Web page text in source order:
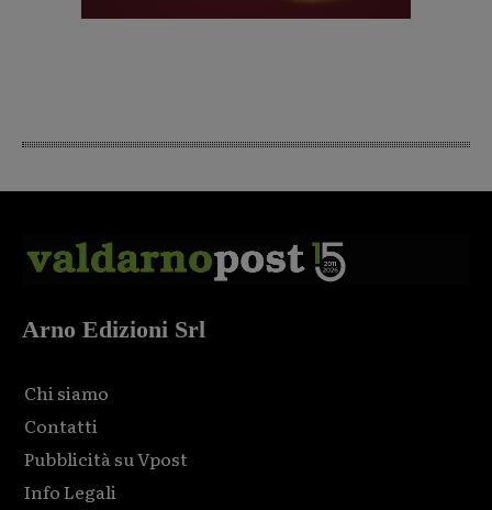
Arno Edizioni Srl
Chi siamo
Contatti
Pubblicità su Vpost
Info Legali